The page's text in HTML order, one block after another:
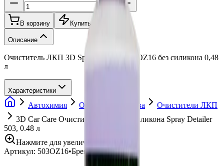
В корзину Купить в 1 клик
Описание
Очиститель ЛКП 3D Spray Detailer 503OZ16 без силикона 0,48
л
Характеристики
Автохимия Очистители кузова
Очистители ЛКП
3D Car Care Очиститель ЛКП без силикона Spray Detailer
503, 0.48 л
Нажмите для увеличения
Артикул: 503OZ16•Бренд: 3D Car Care